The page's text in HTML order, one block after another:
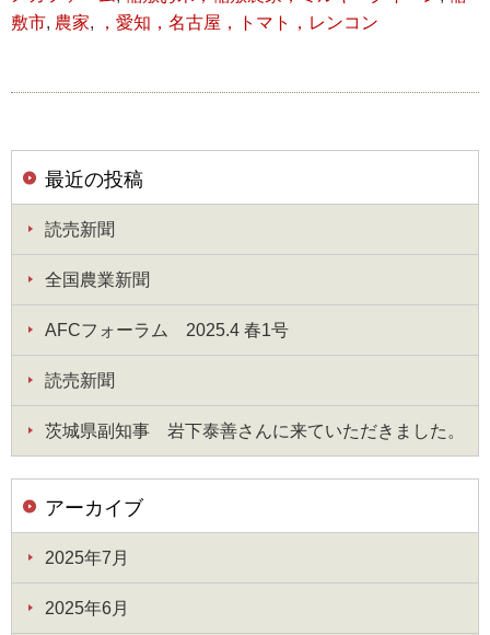
敷市, 農家, ，愛知，名古屋，トマト，レンコン
最近の投稿
読売新聞
全国農業新聞
AFCフォーラム 2025.4 春1号
読売新聞
茨城県副知事 岩下泰善さんに来ていただきました。
アーカイブ
2025年7月
2025年6月